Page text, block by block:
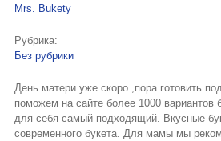
Съедобные Корзины
Съедобные Боксы Ящики
Доставка
Mrs. Bukety
Рубрика:
Без рубрики
День матери уже скоро ,пора готовить
поможем на сайте более 1000 вариантов
для себя самый подходящий. Вкусные
современного букета. Для мамы мы